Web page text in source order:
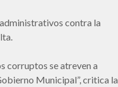
contra la
corruptos se atreven a
Municipal”, critica la